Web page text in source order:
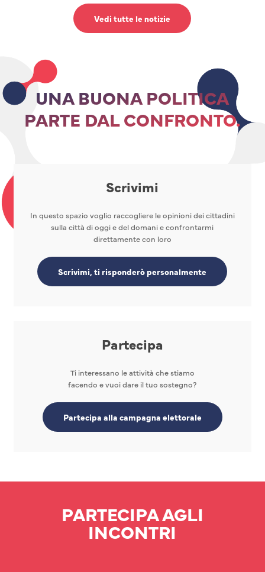
Vedi tutte le notizie
UNA BUONA POLITICA
PARTE DAL CONFRONTO.
Scrivimi
In questo spazio voglio raccogliere le opinioni dei cittadini
sulla città di oggi e del domani e confrontarmi
direttamente con loro
Scrivimi, ti risponderò personalmente
Partecipa
Ti interessano le attività che stiamo
facendo e vuoi dare il tuo sostegno?
Partecipa alla campagna elettorale
PARTECIPA AGLI
INCONTRI